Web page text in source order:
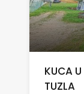
KUCA
TUZLA